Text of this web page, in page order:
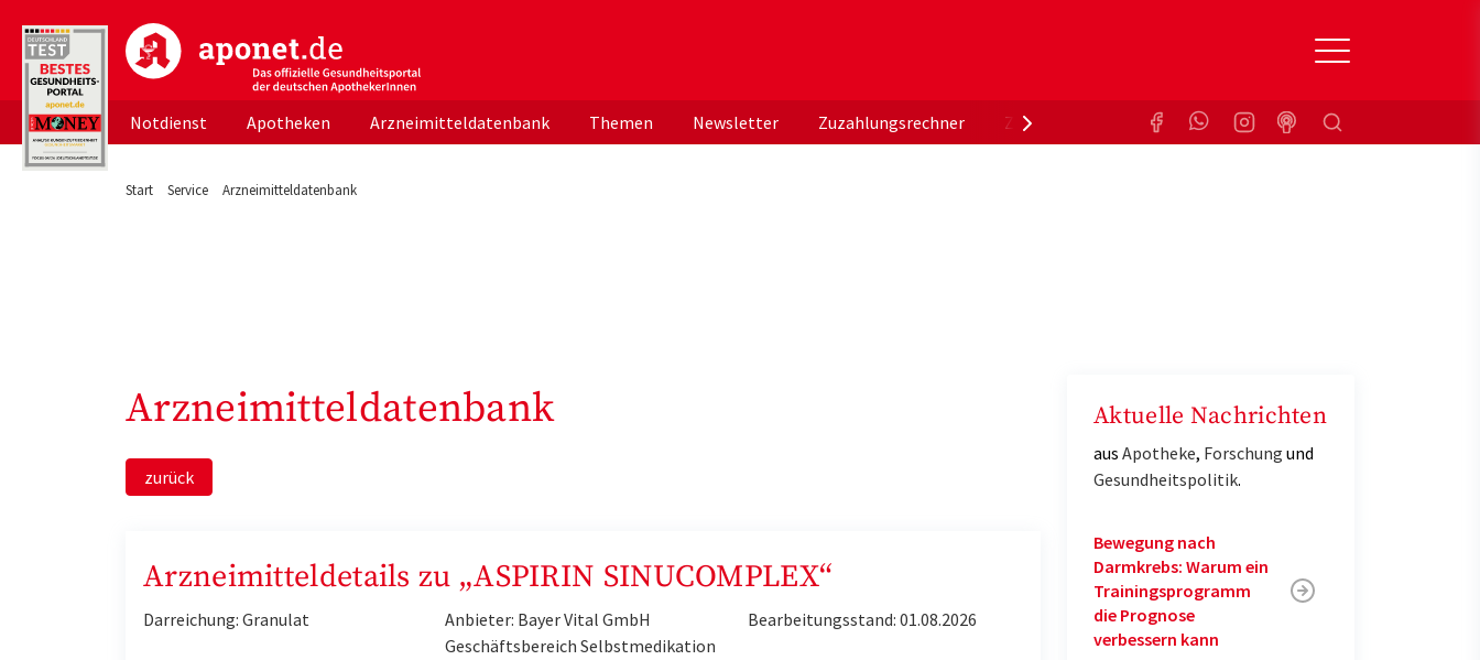
aponet.de - Das offizielle Gesundheitsportal der deutschen ApothekerInnen
Notdienst Apotheken Arzneimitteldatenbank Themen Newsletter Zuzahlungsrechner Zuzahlungsbefreiung KrankenkasseSuchen
Start Service Arzneimitteldatenbank
Arzneimitteldatenbank
zurück
Arzneimitteldetails zu „ASPIRIN SINUCOMPLEX“
Darreichung: Granulat
Anbieter: Bayer Vital GmbH
Geschäftsbereich Selbstmedikation
Bearbeitungsstand: 01.08.2026
Aktuelle Nachrichten
aus Apotheke, Forschung und
Gesundheitspolitik.
Bewegung nach
Darmkrebs: Warum ein
Trainingsprogramm
die Prognose
verbessern kann